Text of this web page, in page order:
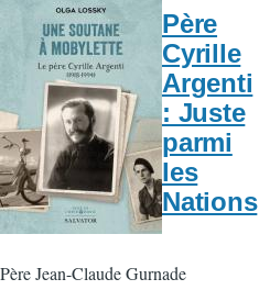
Père
Cyrille
Argenti
: Juste
parmi
les
Nations
Père Jean-Claude Gurnade